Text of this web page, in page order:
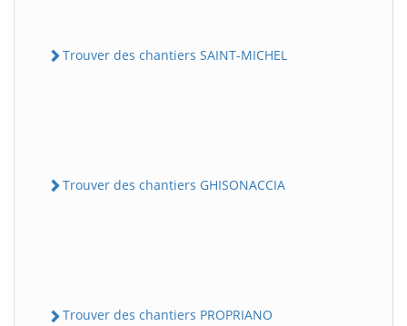
Trouver des chantiers SAINT-MICHEL
Trouver des chantiers GHISONACCIA
Trouver des chantiers PROPRIANO